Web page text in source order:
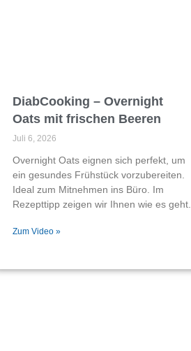
DiabCooking – Overnight
Oats mit frischen Beeren
Juli 6, 2026
Overnight Oats eignen sich perfekt, um
ein gesundes Frühstück vorzubereiten.
Ideal zum Mitnehmen ins Büro. Im
Rezepttipp zeigen wir Ihnen wie es geht.
Zum Video »